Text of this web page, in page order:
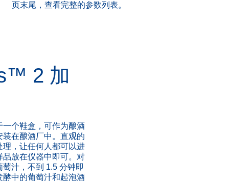
页末尾，查看完整的参数列表。
2 加
个鞋盒，可作为酿酒
在酿酒厂中。直观的
，让任何人都可以进
放在仪器中即可。对
汁，不到 1.5 分钟即
中的葡萄汁和起泡酒